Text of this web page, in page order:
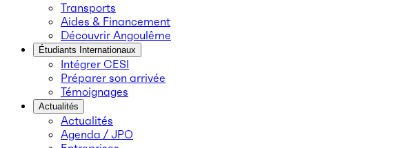
Transports
Aides & Financement
Découvrir Angoulême
Étudiants Internationaux
Intégrer CESI
Préparer son arrivée
Témoignages
Actualités
Actualités
Agenda / JPO